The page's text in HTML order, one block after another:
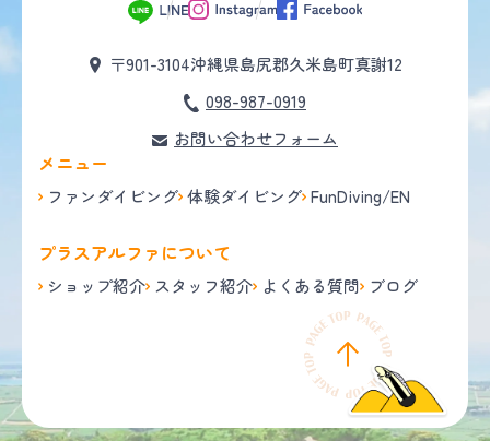
〒901-3104沖縄県島尻郡久米島町真謝12
098-987-0919
お問い合わせフォーム
メニュー
ファンダイビング 体験ダイビング FunDiving/EN
プラスアルファについて
ショップ紹介 スタッフ紹介 よくある質問 ブログ